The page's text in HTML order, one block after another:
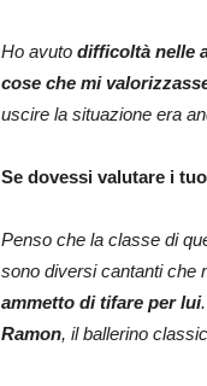
Ho avuto difficoltà nelle
cose che mi
uscire la situazione era
Se dovessi valutare i
Penso che la classe di
sono diversi cantanti che
ammetto di tifare per lui.
Ramon, il ballerino